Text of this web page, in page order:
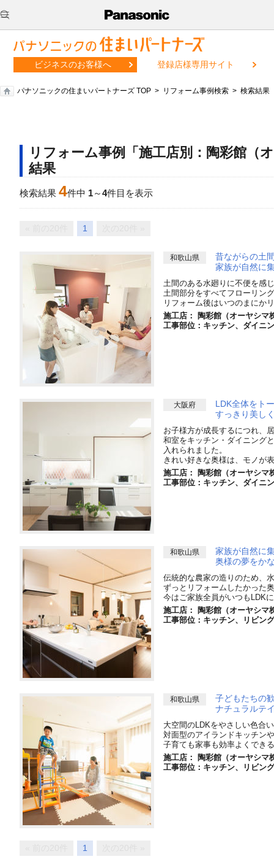
ビジネスのお客様へ 登録店様専用サイト
パナソニックの住まいパートナーズ TOP リフォーム事例検索 検索結果
リフォーム事例「施工店別：陶彩館（
結果
検索結果 4件中 1～4件目を表示
1
和歌山県
昔ながらの土
家族が自然に
土間のある水廻りに不便を感
土間部分をすべてフローリン
リフォーム後はいつのまにか
施工店： 陶彩館（オーヤシマ
工事部位：キッチン、ダイニ
大阪府
LDK全体をト
すっきり美し
お子様方が成長するにつれ、
和室をキッチン・ダイニング
入れられました。
きれい好きな奥様は、モノが
施工店： 陶彩館（オーヤシマ
工事部位：キッチン、ダイニ
和歌山県
家族が自然に
奥様の夢をか
伝統的な農家の造りのため、
ずっとリフォームしたかった
今はご家族全員がいつもLDK
施工店： 陶彩館（オーヤシマ
工事部位：キッチン、リビン
和歌山県
子どもたちの
ナチュラルテ
大空間のLDKをやさしい色合
対面型のアイランドキッチン
子育ても家事も効率よくでき
施工店： 陶彩館（オーヤシマ
工事部位：キッチン、リビン
1